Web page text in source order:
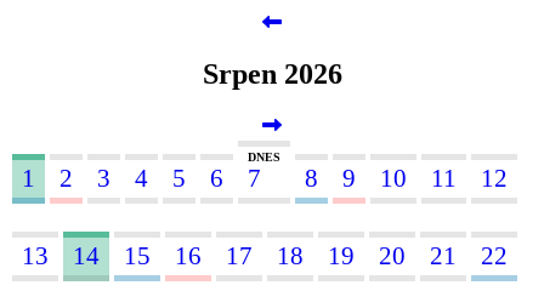
Srpen 2026
1 2 3 4 5 6
DNES
7 8 9 10 11 12
13 14 15 16 17 18 19 20 21 22